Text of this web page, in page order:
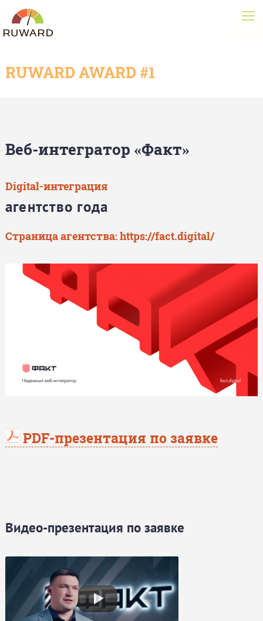
RUWARD AWARD #1
Веб-интегратор «Факт»
Digital-интеграция
агентство года
Страница агентства:https://fact.digital/
PDF-презентация по заявке
Видео-презентация по заявке